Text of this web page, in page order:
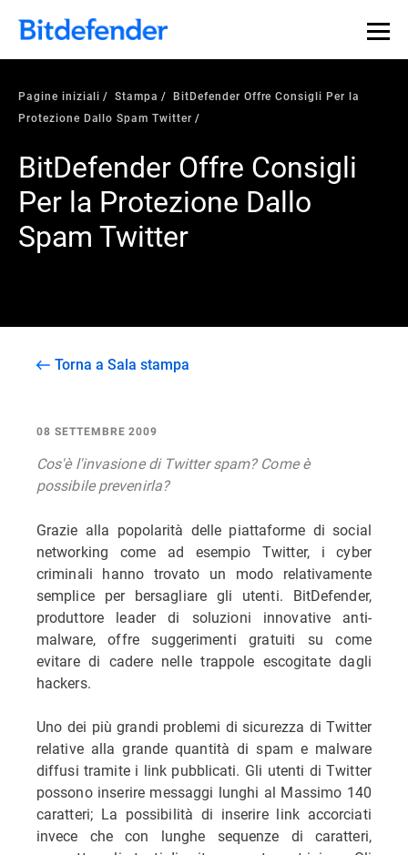
Pagine iniziali Stampa
BitDefender Offre Consigli Per la
Protezione Dallo Spam Twitter
BitDefender Offre Consigli
Per la Protezione Dallo
Spam Twitter
Torna a Sala stampa
08 SETTEMBRE 2009
Cos'è l'invasione di Twitter spam? Come è
possibile prevenirla?
Grazie alla popolarità delle piattaforme di social
networking come ad esempio Twitter, i cyber
criminali hanno trovato un modo relativamente
semplice per bersagliare gli utenti. BitDefender,
produttore leader di soluzioni innovative anti-
malware, offre suggerimenti gratuiti su come
evitare di cadere nelle trappole escogitate dagli
hackers.
Uno dei più grandi problemi di sicurezza di Twitter
relative alla grande quantità di spam e malware
diffusi tramite i link pubblicati. Gli utenti di Twitter
possono inserire messaggi lunghi al Massimo 140
caratteri; La possibilità di inserire link accorciati
invece che con lunghe sequenze di caratteri,